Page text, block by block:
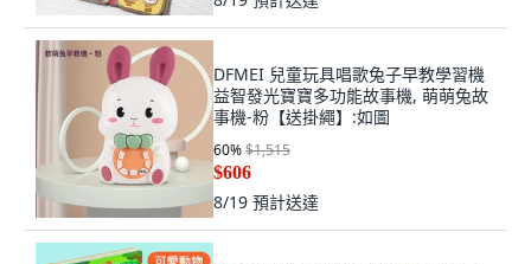
DFMEI 兒童玩具唱歌兔子早教學習機
益智發光寶寶多功能故事機, 萌萌兔故
事機-粉【送掛繩】:如圖
60%$1,515
$606
8/19 預計送達